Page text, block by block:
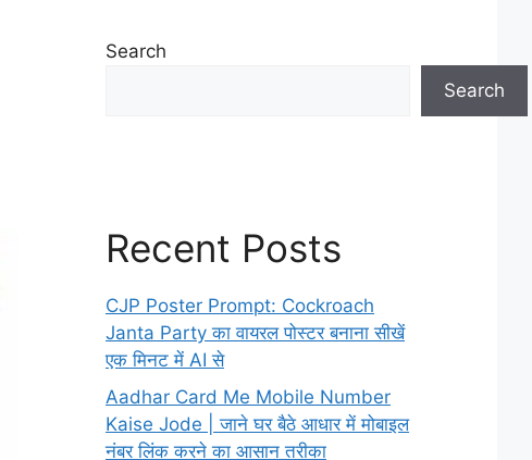
Search
Search
Recent Posts
CJP Poster Prompt: Cockroach
Janta Party का वायरल पोस्टर बनाना सीखें
एक मिनट में AI से
Aadhar Card Me Mobile Number
Kaise Jode | जाने घर बैठे आधार में मोबाइल
नंबर लिंक करने का आसान तरीका